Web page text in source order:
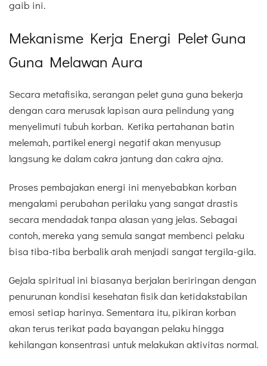
gaib ini.
Mekanisme Kerja Energi Pelet Guna
Guna Melawan Aura
Secara metafisika, serangan pelet guna guna bekerja
dengan cara merusak lapisan aura pelindung yang
menyelimuti tubuh korban. Ketika pertahanan batin
melemah, partikel energi negatif akan menyusup
langsung ke dalam cakra jantung dan cakra ajna.
Proses pembajakan energi ini menyebabkan korban
mengalami perubahan perilaku yang sangat drastis
secara mendadak tanpa alasan yang jelas. Sebagai
contoh, mereka yang semula sangat membenci pelaku
bisa tiba-tiba berbalik arah menjadi sangat tergila-gila.
Gejala spiritual ini biasanya berjalan beriringan dengan
penurunan kondisi kesehatan fisik dan ketidakstabilan
emosi setiap harinya. Sementara itu, pikiran korban
akan terus terikat pada bayangan pelaku hingga
kehilangan konsentrasi untuk melakukan aktivitas normal.